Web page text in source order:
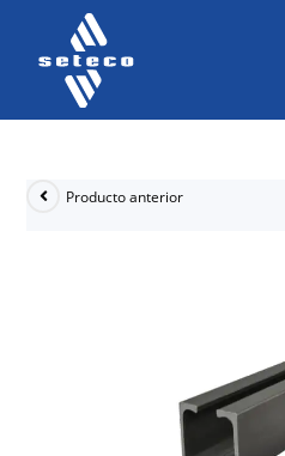
Producto anterior